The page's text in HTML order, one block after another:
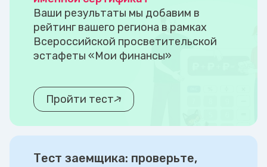
Ваши результаты мы добавим в
рейтинг вашего региона в рамках
Всероссийской просветительской
эстафеты «Мои финансы»
Пройти тест
Тест заемщика: проверьте,